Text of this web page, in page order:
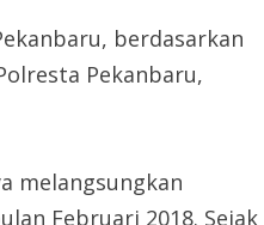
berdasarkan
Pekanbaru,
melangsungkan
Februari 2018. Sejak